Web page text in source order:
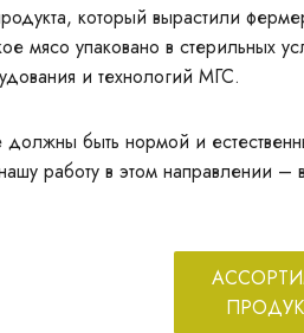
который вырастили
мясо упаковано в стерильных
и технологий МГС.
должны быть нормой и
работу в этом направлении –